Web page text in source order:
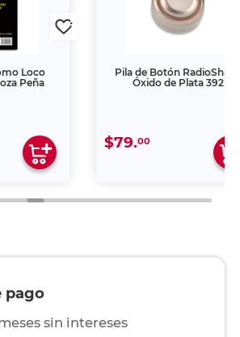
Loco
Peña
Pila de Botón
Óxido de Plata 392
$79.00
pago
sin intereses